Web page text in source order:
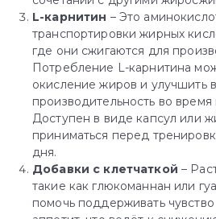
L-карнитин – Это
транспортировки жирных
где они сжигаются для
Потребление L-карнитина
окисление жиров и улучшить
производительность во
Доступен в виде капсул или
приниматься перед
дня.
Добавки с клетчаткой –
такие как глюкоманнан или
помочь поддерживать